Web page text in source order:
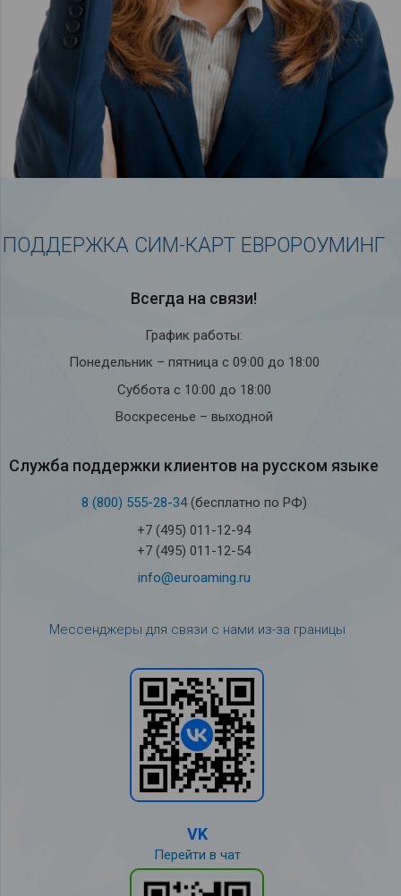
ПОДДЕРЖКА СИМ-КАРТ ЕВРОРОУМИНГ
Всегда на связи!
График работы:
Понедельник – пятница с 09:00 до 18:00
Суббота с 10:00 до 18:00
Воскресенье – выходной
Служба под­держки кли­ен­тов на рус­ском языке
8 (800) 555-28-34(бесплатно по РФ)
+7 (495) 011-12-94
+7 (495) 011-12-54
info@euroaming.ru
Мессенджеры для связи с нами из-за границы
VK
Перейти в чат